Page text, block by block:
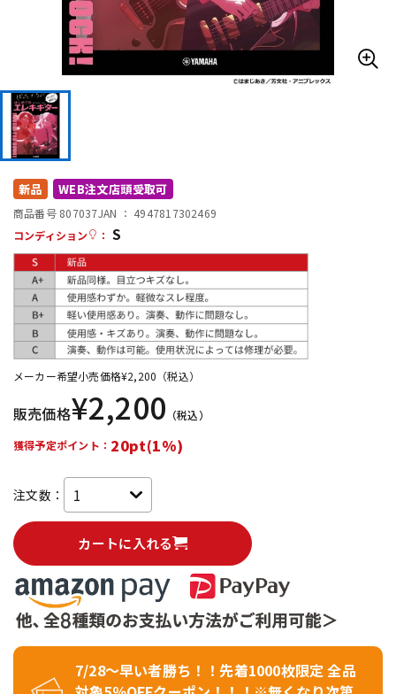
アンプ エフェクター
DTM
配信/ライブ機器
中古 ヴィンテージ
新品 WEB注文店頭受取可
商品番号 807037JAN ： 4947817302469
コンディション
： S
メーカー希望小売価格¥2,200 （税込）
販売価格¥2,200 （税込）
獲得予定ポイント： 20pt(1%)
注文数：
カートに入れる
7/28～早い者勝ち！！先着1000枚限定 全品